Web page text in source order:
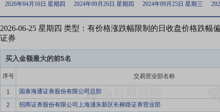
2026年04月16日 星期四
2024年09月26日 星期四 2024年09月25日 星期三
2026-06-25 星期四 类型：有价格涨跌幅限制的日收盘价格跌幅
证券
买入金额最大的前5名
序号 交易营业部名称
1
国泰海通证券股份有限公司总部
2
招商证券股份有限公司上海浦东新区长柳路证券营业部